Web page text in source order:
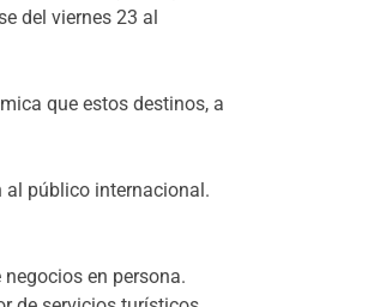
del viernes 23 al
que estos destinos, a
al público internacional.
en persona.